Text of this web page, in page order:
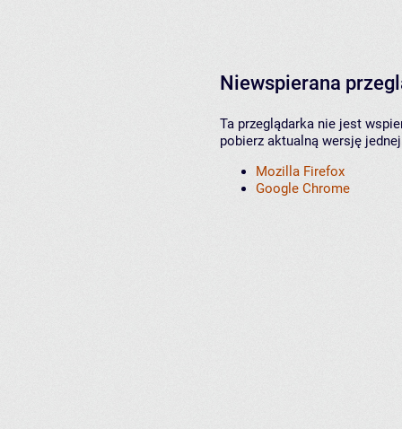
Niewspierana
Ta przeglądarka nie jest
pobierz aktualną wersję
Mozilla Firefox
Google Chrome